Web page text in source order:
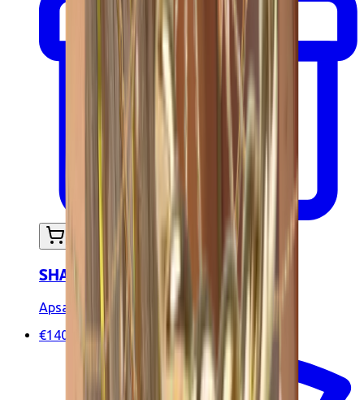
SHALI buikketting
Apsara Jewels
€140.00